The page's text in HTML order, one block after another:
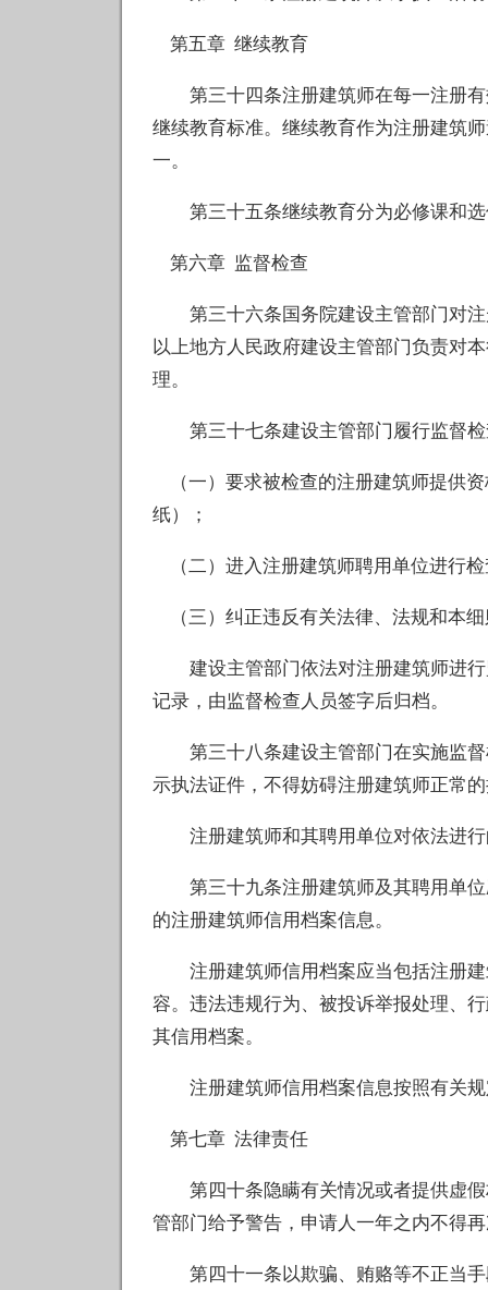
第五章 继续教育
第三十四条注册建筑师在每一注册有
继续教育标准。继续教育作为注册建筑
一。
第三十五条继续教育分为必修课和选
第六章 监督检查
第三十六条国务院建设主管部门对注
以上地方人民政府建设主管部门负责对
理。
第三十七条建设主管部门履行监督检
（一）要求被检查的注册建筑师提供
纸）；
（二）进入注册建筑师聘用单位进行
（三）纠正违反有关法律、法规和本
建设主管部门依法对注册建筑师进行
记录，由监督检查人员签字后归档。
第三十八条建设主管部门在实施监督
示执法证件，不得妨碍注册建筑师正常
注册建筑师和其聘用单位对依法进行
第三十九条注册建筑师及其聘用单位
的注册建筑师信用档案信息。
注册建筑师信用档案应当包括注册建
容。违法违规行为、被投诉举报处理、
其信用档案。
注册建筑师信用档案信息按照有关规
第七章 法律责任
第四十条隐瞒有关情况或者提供虚假
管部门给予警告，申请人一年之内不得
第四十一条以欺骗、贿赂等不正当手